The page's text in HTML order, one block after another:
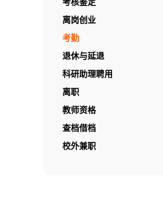
考核鉴定
离岗创业
考勤
退休与延退
科研助理聘用
离职
教师资格
查档借档
校外兼职